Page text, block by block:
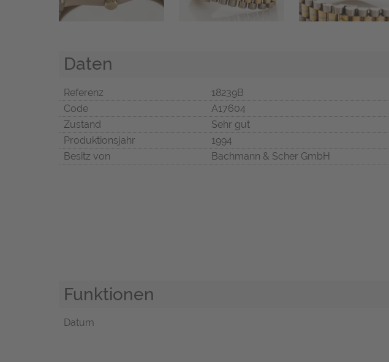
Daten
Referenz
18239B
Code
A17604
Zustand
Sehr gut
Produktionsjahr
1994
Besitz von
Bachmann & Scher GmbH
Funktionen
Datum